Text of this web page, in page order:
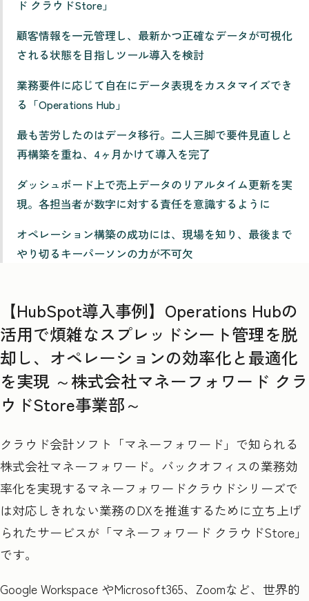
【HubSpot導入事例】Operations Hubの
活用で煩雑なスプレッドシート管理を脱
却し、オペレーションの効率化と最適化
を実現 ～株式会社マネーフォワード クラ
ウドStore事業部～
クラウド会計ソフト「マネーフォワード」で知られる
株式会社マネーフォワード。バックオフィスの業務効
率化を実現するマネーフォワードクラウドシリーズで
は対応しきれない業務のDXを推進するために立ち上げ
られたサービスが「マネーフォワード クラウドStore」
です。
Google Workspace やMicrosoft365、Zoomなど、世界的
ド クラウドStore」
顧客情報を一元管理し、最新かつ正確なデータが可視化
される状態を目指しツール導入を検討
業務要件に応じて自在にデータ表現をカスタマイズでき
る「Operations Hub」
最も苦労したのはデータ移行。二人三脚で要件見直しと
再構築を重ね、4ヶ月かけて導入を完了
ダッシュボード上で売上データのリアルタイム更新を実
現。各担当者が数字に対する責任を意識するように
オペレーション構築の成功には、現場を知り、最後まで
やり切るキーパーソンの力が不可欠